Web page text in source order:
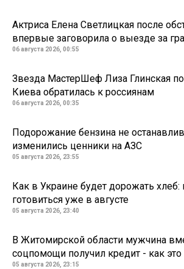
Актриса Елена Светлицкая после
впервые заговорила о выезде за
06 августа 2026, 00:55
Звезда МастерШеф Лиза Глинская
Киева обратилась к россиянам
06 августа 2026, 00:35
Подорожание бензина не
изменились ценники на АЗС
05 августа 2026, 23:55
Как в Украине будет дорожать
готовиться уже в августе
05 августа 2026, 23:40
В Житомирской области мужчина
соцпомощи получил кредит - как
05 августа 2026, 23:15